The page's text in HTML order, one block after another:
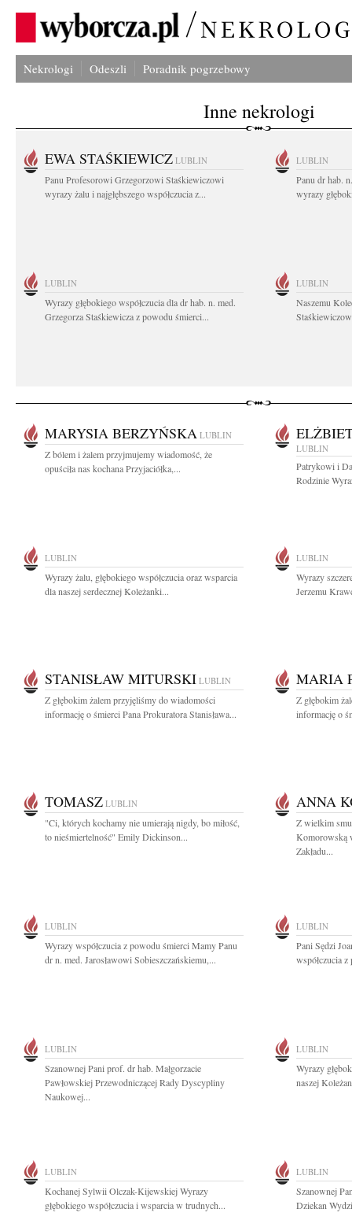
Nekrologi Odeszli Poradnik pogrzebowy
Inne nekrologi
EWA STAŚKIEWICZ LUBLIN
Panu Profesorowi Grzegorzowi Staśkiewiczowi
wyrazy żalu i najgłębszego współczucia z...
LUBLIN
Panu dr hab.
wyrazy
LUBLIN
Wyrazy głębokiego współczucia dla dr hab. n. med.
Grzegorza Staśkiewicza z powodu śmierci...
LUBLIN
Naszemu
MARYSIA BERZYŃSKA LUBLIN
Z bólem i żalem przyjmujemy wiadomość, że
opuściła nas kochana Przyjaciółka,...
LUBLIN
Patrykowi i
Rodzinie
LUBLIN
Wyrazy żalu, głębokiego współczucia oraz wsparcia
dla naszej serdecznej Koleżanki...
LUBLIN
Wyrazy
Jerzemu
STANISŁAW MITURSKI LUBLIN
Z głębokim żalem przyjęliśmy do wiadomości
informację o śmierci Pana Prokuratora Stanisława...
MARIA
Z głębokim
informację o
TOMASZ LUBLIN
"Ci, których kochamy nie umierają nigdy, bo miłość,
to nieśmiertelność" Emily Dickinson...
ANNA
Z wielkim
Komorowską
Zakładu...
LUBLIN
Wyrazy współczucia z powodu śmierci Mamy Panu
dr n. med. Jarosławowi Sobieszczańskiemu,...
LUBLIN
Pani Sędzi
współczucia
LUBLIN
Szanownej Pani prof. dr hab. Małgorzacie
Pawłowskiej Przewodniczącej Rady Dyscypliny
Naukowej...
LUBLIN
Wyrazy
naszej
LUBLIN
Kochanej Sylwii Olczak-Kijewskiej Wyrazy
głębokiego współczucia i wsparcia w trudnych...
LUBLIN
Szanownej
Dziekan